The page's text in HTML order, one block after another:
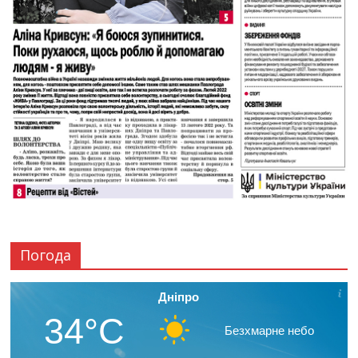
Погода
Дніпро
34°C Безхмарне небо